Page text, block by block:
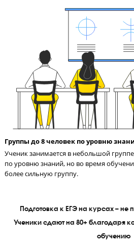
СМС-отчетность родителям после
После каждого урока родитель
за работу на уроке, тестирование